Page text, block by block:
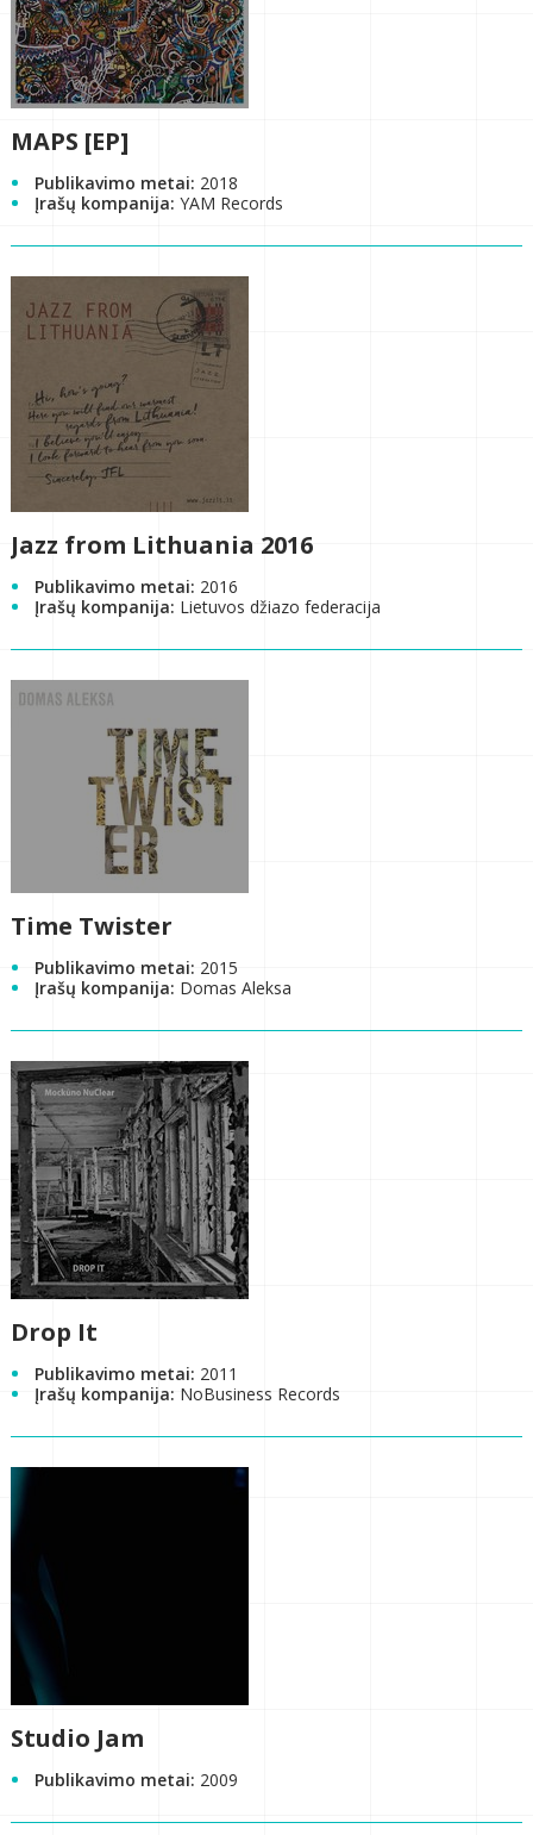
MAPS [EP]
Publikavimo metai: 2018
Įrašų kompanija: YAM Records
Jazz from Lithuania 2016
Publikavimo metai: 2016
Įrašų kompanija: Lietuvos džiazo federacija
Time Twister
Publikavimo metai: 2015
Įrašų kompanija: Domas Aleksa
Drop It
Publikavimo metai: 2011
Įrašų kompanija: NoBusiness Records
Studio Jam
Publikavimo metai: 2009